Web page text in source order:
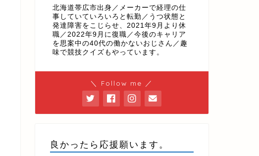
北海道帯広市出身／メーカーで経理の仕
事していていろいろと転勤／うつ状態と
発達障害をこじらせ、2021年9月より休
職／2022年9月に復職／今後のキャリア
を思案中の40代の働かないおじさん／趣
味で競技クイズもやっています。
＼ Follow me ／
良かったら応援願います。